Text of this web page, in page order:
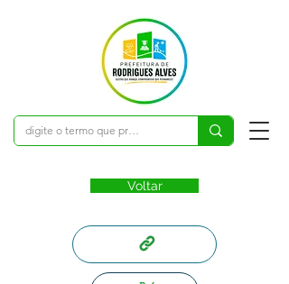
Voltar